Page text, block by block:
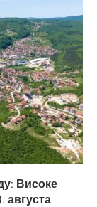
Високе
августа